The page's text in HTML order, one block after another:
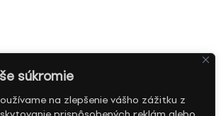
súkromie
na zlepšenie vášho zážitku z